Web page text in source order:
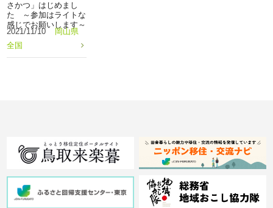
さかつ」はじめまし
た ～参加はライトな
感じでお願いします～
2021/11/10
岡山県
全国